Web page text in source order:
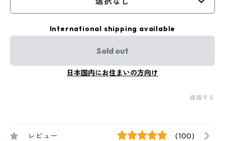
International shipping available
Sold out
日本国内にお住まいの方向け
通報する
レビュー (100)